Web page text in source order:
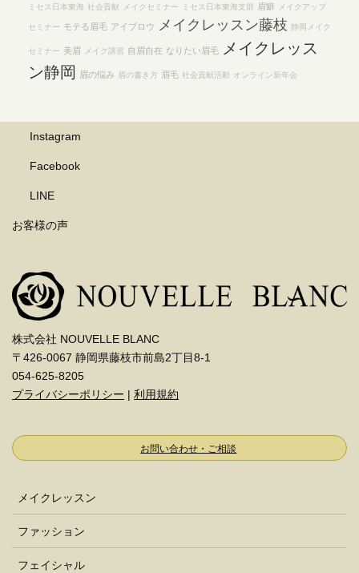
ミセス日本東海 社会貢献 メイクセミナー ミセス日本東海支部 眉癖 メイクアップ
セミナー モテる眉毛 アイブロウ メイクレッスン藤枝 静岡メイク
セミナー 美眉 メイク講習 自眉自在 なりたい眉毛
メイクレッス
ン静岡
眉の悩み 眉の書き方 眉毛 社会貢献活動 オンライン新年会
Instagram
Facebook
LINE
お客様の声
株式会社 NOUVELLE BLANC
〒426-0067 静岡県藤枝市前島2丁目8-1
054-625-8205
プライバシーポリシー | 利用規約
お問い合わせ・ご相談
メイクレッスン
ファッション
フェイシャル